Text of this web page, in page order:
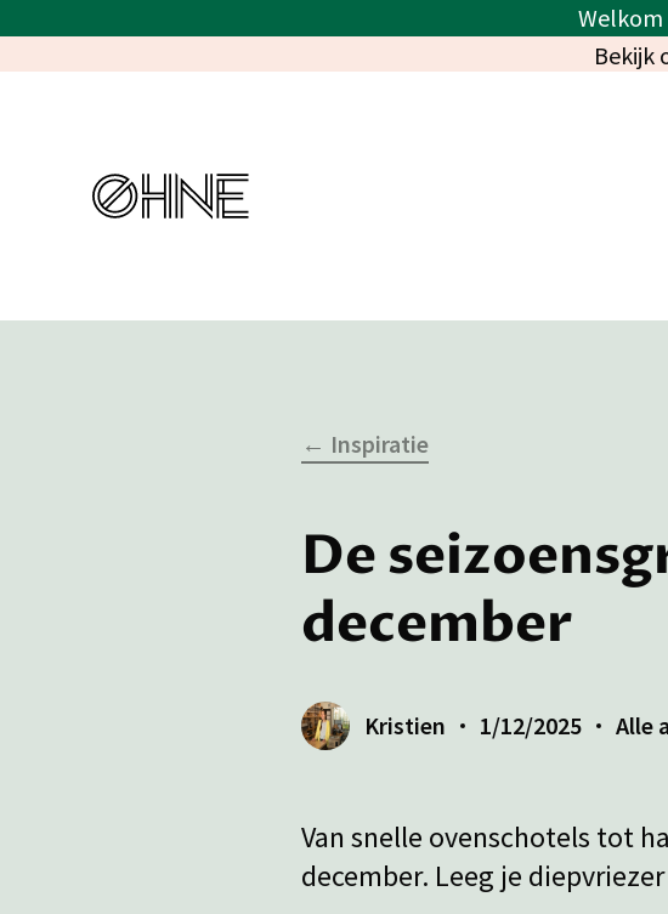
Welkom
Bekijk
← Inspiratie
De
december
Kristien 1/12/2025 Alle
Van snelle ovenschotels tot
december. Leeg je